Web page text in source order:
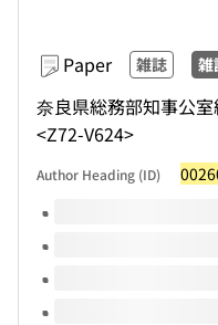
Paper 雑誌 雑
奈良県総務部知事公
<Z72-V624>
Author Heading (ID)
Volumes of this title